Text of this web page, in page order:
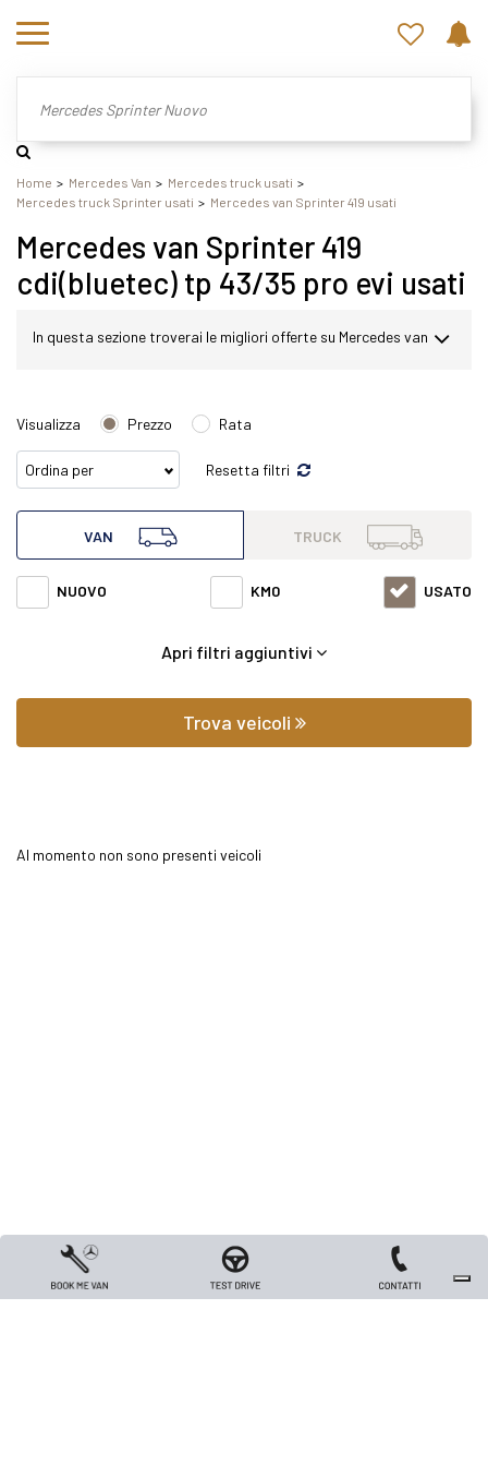
Home Mercedes Van
Mercedes truck usati
Mercedes truck Sprinter usati
Mercedes van Sprinter 419 usati
Mercedes van Sprinter 419
cdi(bluetec) tp 43/35 pro evi usati
In questa sezione troverai le migliori offerte su Mercedes van
Mercedes van Sprinter 419 cdi(bluetec) tp 43/35 pro evi con
varie fasce di prezzi ed equipaggiamenti in grado di
soddisfare qualsiasi esigenza di comfort o prestazione.
Oltre a conoscere il prezzo potrai scoprire gli
Visualizza Prezzo Rata
Resetta filtri
VAN TRUCK
NUOVO KM0 USATO
Apri filtri aggiuntivi
Trova veicoli
Al momento non sono presenti veicoli